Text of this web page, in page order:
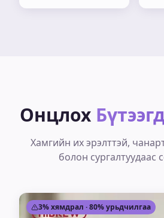
Онцлох
Хамгийн их эрэлттэй,
болон сургалтуудаас
3% хямдрал · 80% урьдчилгаа